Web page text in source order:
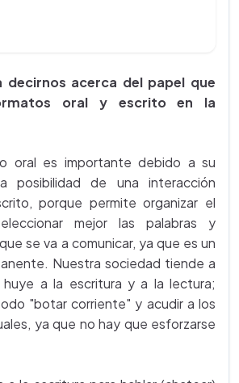
decirnos acerca del papel que
oral y escrito en la
oral es importante debido a su
posibilidad de una interacción
porque permite organizar el
mejor las palabras y
se va a comunicar, ya que es un
Nuestra sociedad tiende a
a la escritura y a la lectura;
"botar corriente" y acudir a los
ya que no hay que esforzarse